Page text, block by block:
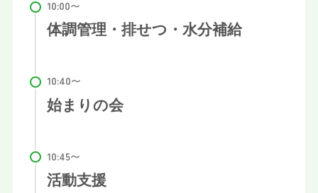
体調管理・排せつ・水分補給
始まりの会
活動支援